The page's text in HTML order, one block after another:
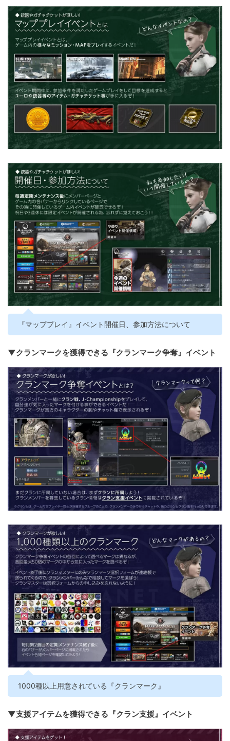
『マッププレイ』イベント開催日、参加方法について
▼クランマークを獲得できる『クランマーク争奪』イベント
1000種以上用意されている『クランマーク』
▼支援アイテムを獲得できる『クラン支援』イベント